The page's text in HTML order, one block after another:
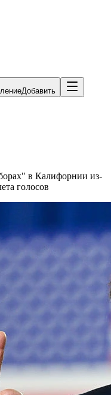
Добавить
в Калифорнии из-
голосов